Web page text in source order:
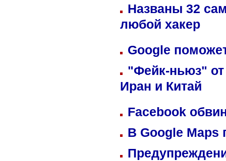
Названы 32
любой хакер
Google
"Фейк-ньюз" от
Иран и Китай
Facebook
В Google Maps